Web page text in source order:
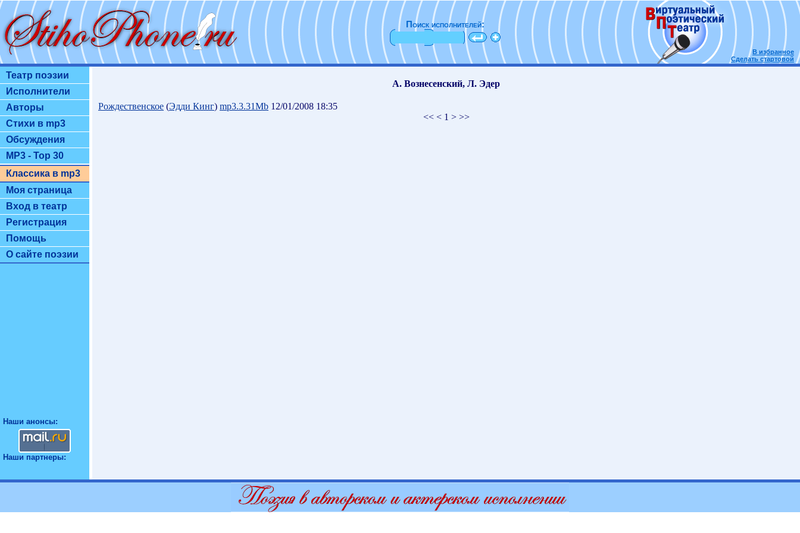
Поиск исполнителей:
В избранное
Сделать стартовой
Театр поэзии
Исполнители
Авторы
Стихи в mp3
Обсуждения
MP3 - Top 30
Классика в mp3
Моя страница
Вход в театр
Регистрация
Помощь
О сайте поэзии
Наши анонсы:
Наши партнеры:
А. Вознесенский, Л. Эдер
Рождественское (Эдди Кинг) mp3.3.31Mb 12/01/2008 18:35
<< < 1 > >>